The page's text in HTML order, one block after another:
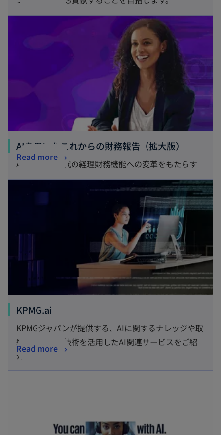
AIを用いたこれからの財務報告（拡大版）
AI活用が新時代の経理財務機能への変革をもたらす
Read more
KPMG.ai
KPMGジャパンが提供する、AIに関するナレッジや取
組み、最新の技術を活用したAI関連サービスをご紹
介します。
Read more